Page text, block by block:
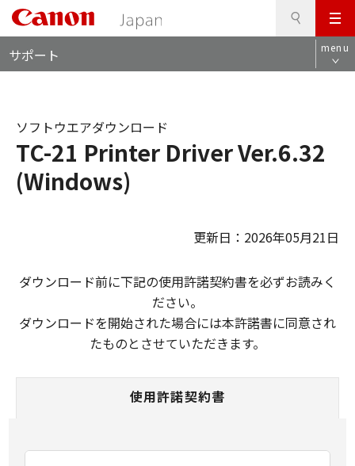
メ
ニ
ュ
サポート menu
TC-21 Printer Driver Ver.6.32
(Windows)
ソフトウエアダウンロード
更新日：2026年05月21日
ダウンロード前に下記の使用許諾契約書を必ずお読みく
ださい。
ダウンロードを開始された場合には本許諾書に同意され
たものとさせていただきます。
使用許諾契約書